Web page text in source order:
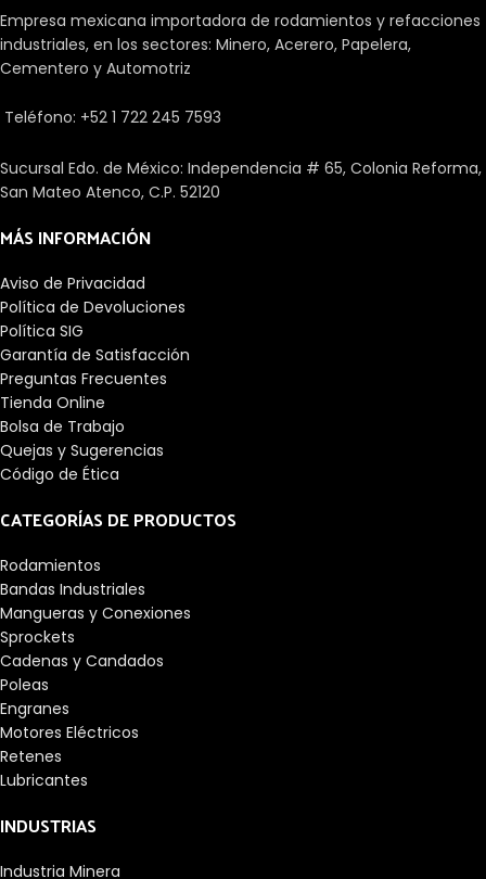
Empresa mexicana importadora de rodamientos y refacciones
industriales, en los sectores: Minero, Acerero, Papelera,
Cementero y Automotriz
Teléfono: +52 1 722 245 7593
Sucursal Edo. de México: Independencia # 65, Colonia Reforma,
San Mateo Atenco, C.P. 52120
MÁS INFORMACIÓN
Aviso de Privacidad
Política de Devoluciones
Política SIG
Garantía de Satisfacción
Preguntas Frecuentes
Tienda Online
Bolsa de Trabajo
Quejas y Sugerencias
Código de Ética
CATEGORÍAS DE PRODUCTOS
Rodamientos
Bandas Industriales
Mangueras y Conexiones
Sprockets
Cadenas y Candados
Poleas
Engranes
Motores Eléctricos
Retenes
Lubricantes
INDUSTRIAS
Industria Minera